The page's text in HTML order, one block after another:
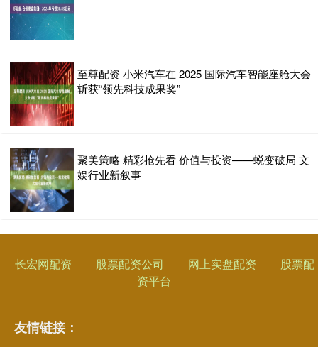
至尊配资 小米汽车在 2025 国际汽车智能座舱大会
斩获“领先科技成果奖”
聚美策略 精彩抢先看 价值与投资——蜕变破局 文
娱行业新叙事
长宏网配资 股票配资公司 网上实盘配资
股票配
资平台
友情链接：